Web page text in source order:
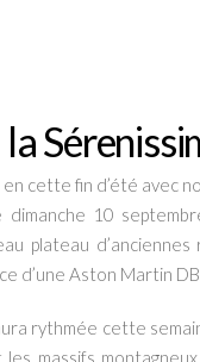
cette fin d’été avec
10
plateau
d’une Aston Martin
rythmée cette
les massifs